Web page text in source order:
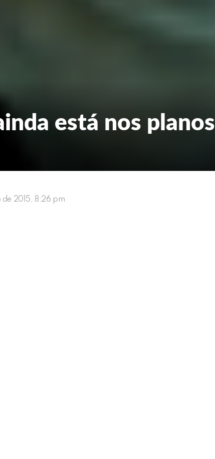
está nos planos
de 2015, 8:26 pm